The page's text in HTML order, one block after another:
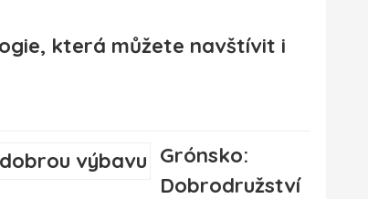
která můžete navštívit i
Grónsko:
Dobrodružství